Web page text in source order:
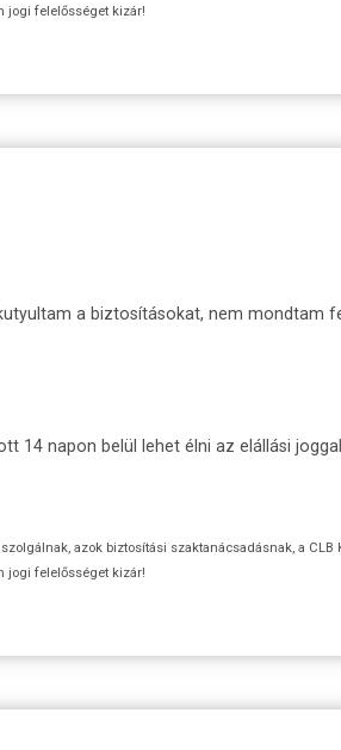
jogi felelősséget kizár!
a biztosításokat, nem
14 napon belül lehet élni az elállási joggal.
azok biztosítási szaktanácsadásnak, a
jogi felelősséget kizár!